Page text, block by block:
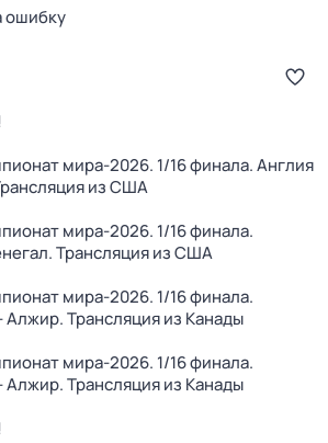
ошибку
мира-2026. 1/16 финала. Англия
из США
мира-2026. 1/16 финала.
Трансляция из США
мира-2026. 1/16 финала.
Трансляция из Канады
мира-2026. 1/16 финала.
Трансляция из Канады